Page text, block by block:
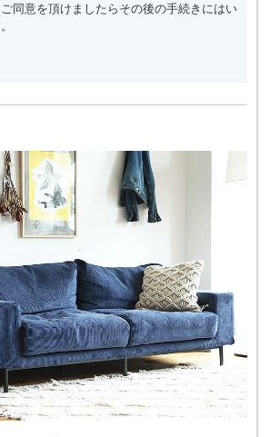
同意を頂けましたらその後の手続きにはい